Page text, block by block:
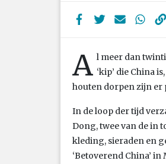
A l meer dan
‘kip’ die China
houten dorpen zijn er
In de loop der tijd
Dong, twee van de in
kleding, sieraden en
‘Betoverend China’